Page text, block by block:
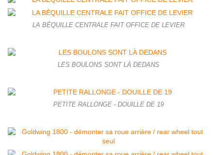
LA BÉQUILLE CENTRALE FAIT OFFICE DE LEVIER
LES BOULONS SONT LÀ DEDANS
PETITE RALLONGE - DOUILLE DE 19